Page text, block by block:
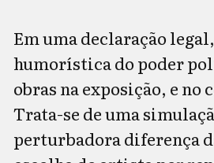
Em uma declaração
humorística do poder
obras na exposição, e
Trata-se de uma
perturbadora diferença